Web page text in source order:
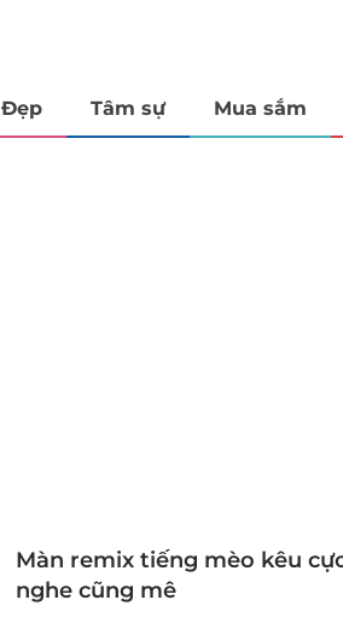
Đẹp Tâm sự Mua sắm
Màn remix tiếng mèo kêu
nghe cũng mê